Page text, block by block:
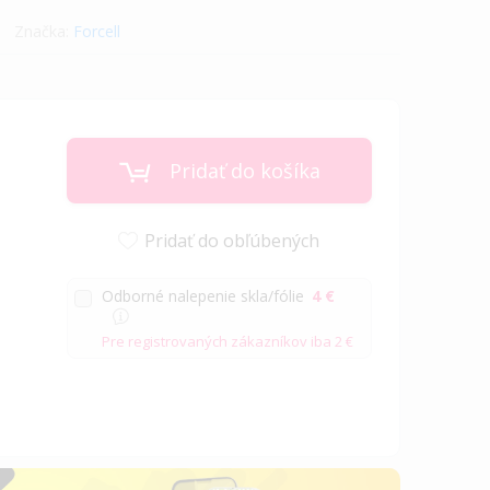
Forcell
Pridať do košíka
Pridať do obľúbených
Odborné nalepenie skla/fólie 4 €
Pre registrovaných zákazníkov iba 2 €